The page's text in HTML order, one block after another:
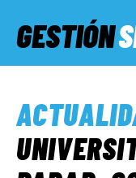
GESTIÓN
SERVICIOS